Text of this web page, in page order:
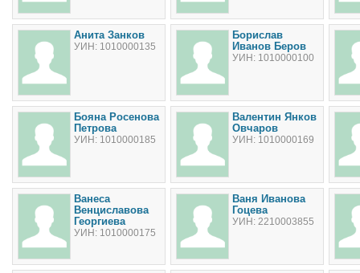
Анита Занков
УИН: 1010000135
Борислав
Иванов Беров
УИН: 1010000100
Бояна Росенова
Петрова
УИН: 1010000185
Валентин Янков
Овчаров
УИН: 1010000169
Ванеса
Венциславова
Георгиева
УИН: 1010000175
Ваня Иванова
Гоцева
УИН: 2210003855